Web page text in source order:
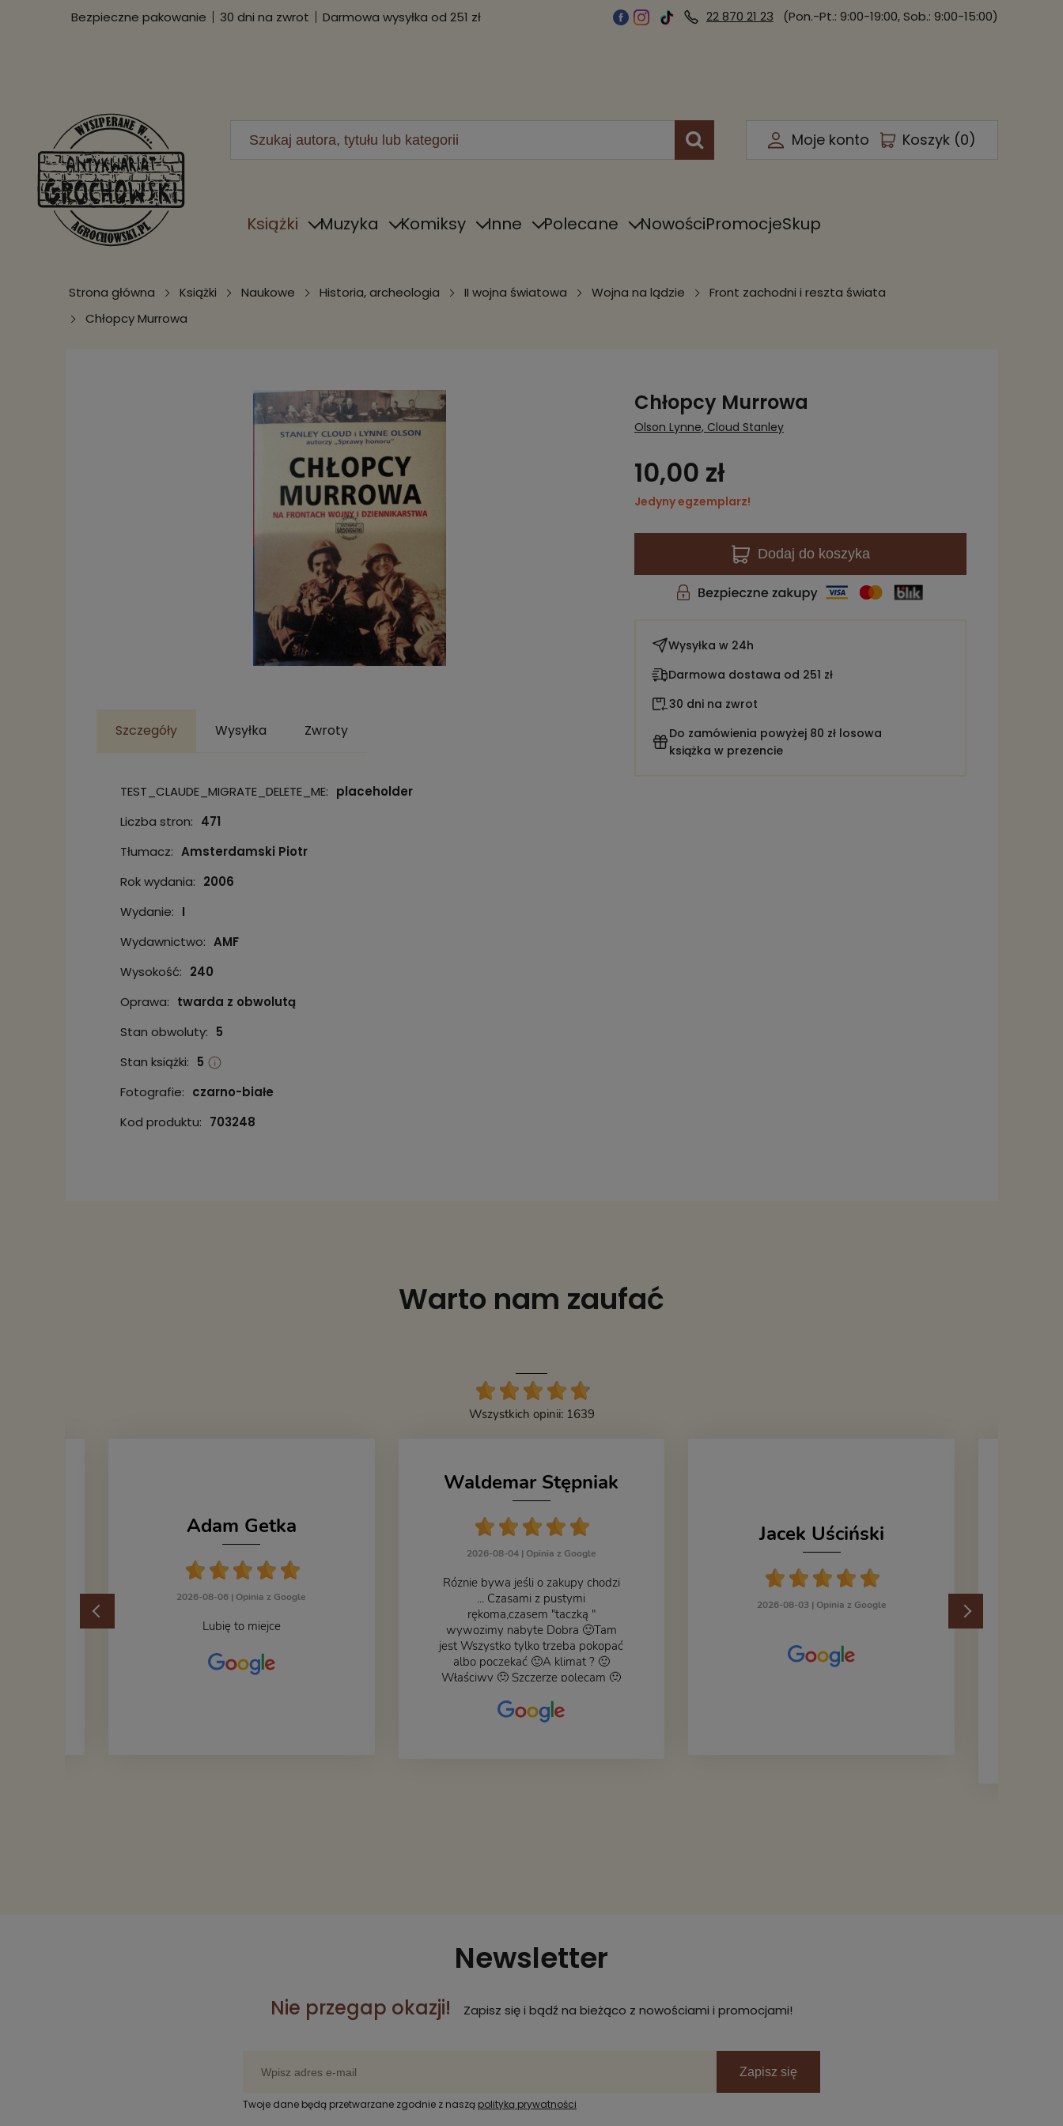
Bezpieczne pakowanie 30 dni na zwrot Darmowa wysyłka od 251 zł 22 870 21 23 (Pon.-Pt.: 9:00-19:00, Sob.: 9:00-15:00)
Moje konto Koszyk (0)
Książki Muzyka Komiksy Inne Polecane NowościPromocjeSkup
Strona główna Książki Naukowe Historia, archeologia II wojna światowa Wojna na lądzie
Front zachodni i reszta świata
Chłopcy Murrowa
Szczegóły Wysyłka Zwroty
TEST_CLAUDE_MIGRATE_DELETE_ME: placeholder
Liczba stron: 471
Tłumacz: Amsterdamski Piotr
Rok wydania: 2006
Wydanie: I
Wydawnictwo: AMF
Wysokość: 240
Oprawa: twarda z obwolutą
Stan obwoluty: 5
Stan książki: 5
Fotografie: czarno-białe
Kod produktu: 703248
Chłopcy Murrowa
Olson Lynne, Cloud Stanley
10,00 zł
Jedyny egzemplarz!
Dodaj do koszyka
Wysyłka w 24h
Darmowa dostawa od 251 zł
30 dni na zwrot
Do zamówienia powyżej 80 zł losowa
książka w prezencie
Warto nam zaufać
Wszystkich opinii: 1639
Adam Getka
2026-08-06 | Opinia z Google
Lubię to miejce
Waldemar Stępniak
2026-08-04 | Opinia z Google
Róznie bywa jeśli o zakupy chodzi
... Czasami z pustymi
rękoma,czasem "taczką "
wywozimy nabyte Dobra 🙂Tam
jest Wszystko tylko trzeba pokopać
albo poczekać 🙂A klimat ? 🙂
Właściwy 🙂 Szczerze polecam 🙂
do wystroju wnętrza... Się znajdzie
na bank 🙂
Jacek Uściński
2026-08-03 | Opinia z Google
Newsletter
Nie przegap okazji! Zapisz się i bądź na bieżąco z nowościami i promocjami!
Zapisz się
Twoje dane będą przetwarzane zgodnie z naszą polityką prywatności